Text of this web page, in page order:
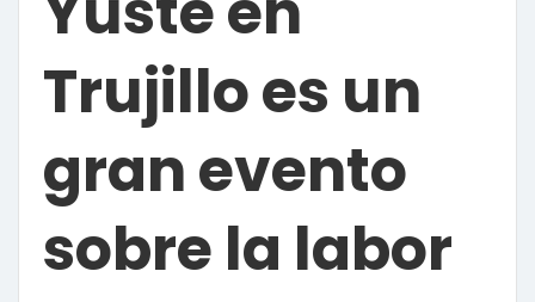
Trujillo es un
gran evento
sobre la labor